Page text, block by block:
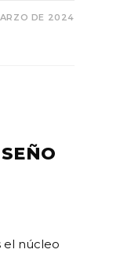
DE 2024
el núcleo